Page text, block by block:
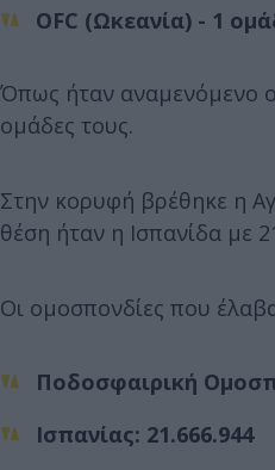
OFC (Ωκεανία) - 1
Όπως ήταν αναμενόμενο
ομάδες τους.
Στην κορυφή βρέθηκε η
θέση ήταν η Ισπανίδα με
Οι ομοσπονδίες που
Ποδοσφαιρική
Ισπανίας: 21.666.944